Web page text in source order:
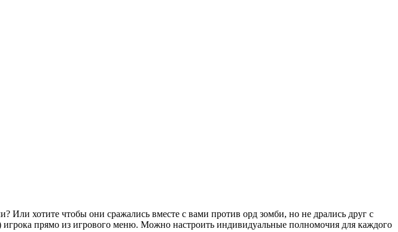
Или хотите чтобы они сражались вместе с вами против орд зомби, но не дрались друг с
прямо из игрового меню. Можно настроить индивидуальные полномочия для каждого